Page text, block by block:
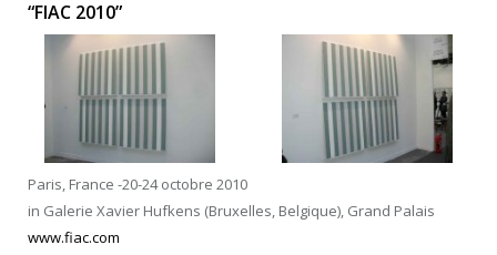
“FIAC 2010”
Paris, France -20-24 octobre 2010
in Galerie Xavier Hufkens (Bruxelles, Belgique), Grand Palais
www.fiac.com